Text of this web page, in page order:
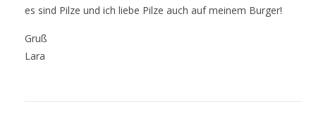
es sind Pilze und ich liebe Pilze auch auf meinem Burger!
Gruß
Lara